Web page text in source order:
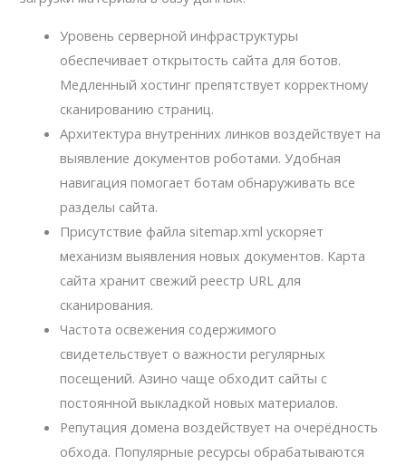
Уровень серверной инфраструктуры
обеспечивает открытость сайта для ботов.
Медленный хостинг препятствует корректному
сканированию страниц.
Архитектура внутренних линков воздействует на
выявление документов роботами. Удобная
навигация помогает ботам обнаруживать все
разделы сайта.
Присутствие файла sitemap.xml ускоряет
механизм выявления новых документов. Карта
сайта хранит свежий реестр URL для
сканирования.
Частота освежения содержимого
свидетельствует о важности регулярных
посещений. Азино чаще обходит сайты с
постоянной выкладкой новых материалов.
Репутация домена воздействует на очерёдность
обхода. Популярные ресурсы обрабатываются